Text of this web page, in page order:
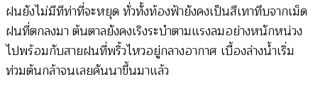
ฝนยังไม่มีทีท่าที่จะหยุด ทั่วทั้งท้องฟ้ายังคงเป็นสีเทาทึบจากเม็ด
ฝนที่ตกลงมา ต้นตาลยังคงเริงระบำตามแรงลมอย่างหนักหน่วง
ไปพร้อมกับสายฝนที่พริ้วไหวอยู่กลางอากาศ เบื้องล่างน้ำเริ่ม
ท่วมต้นกล้าจนเลยคันนาขึ้นมาแล้ว